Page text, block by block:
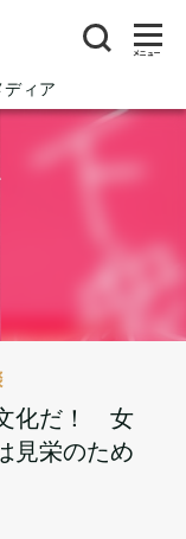
ィア
メニュー
文化だ！ 女
見栄のため